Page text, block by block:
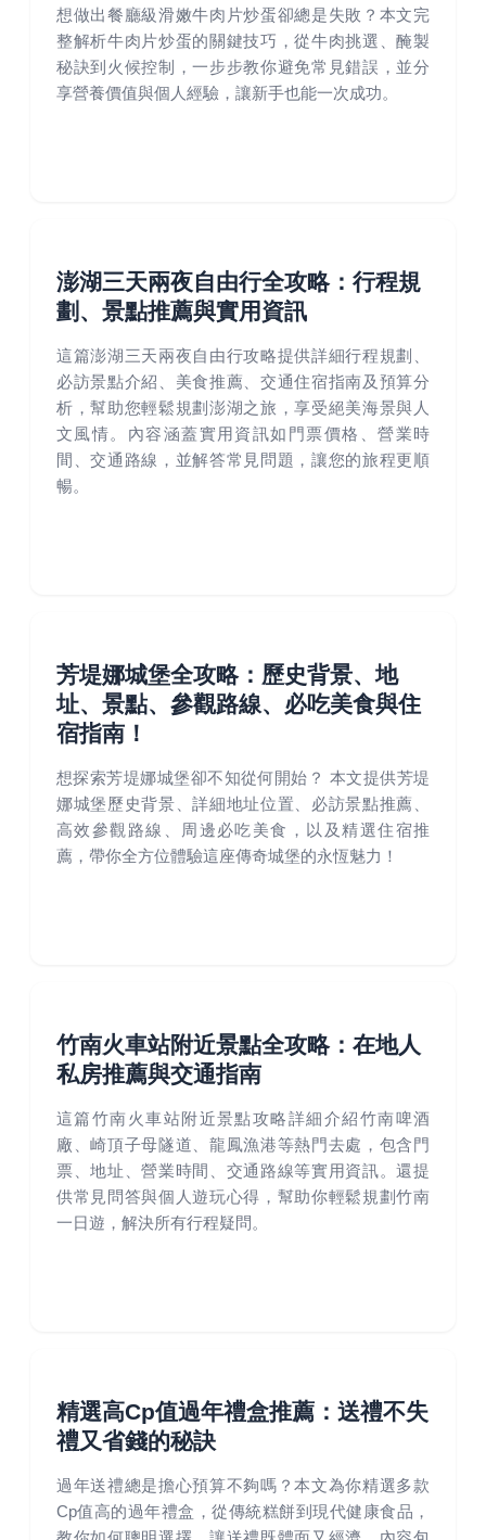
想做出餐廳級滑嫩牛肉片炒蛋卻總是失敗？本文完
整解析牛肉片炒蛋的關鍵技巧，從牛肉挑選、醃製
秘訣到火候控制，一步步教你避免常見錯誤，並分
享營養價值與個人經驗，讓新手也能一次成功。
澎湖三天兩夜自由行全攻略：行程規
劃、景點推薦與實用資訊
這篇澎湖三天兩夜自由行攻略提供詳細行程規劃、
必訪景點介紹、美食推薦、交通住宿指南及預算分
析，幫助您輕鬆規劃澎湖之旅，享受絕美海景與人
文風情。內容涵蓋實用資訊如門票價格、營業時
間、交通路線，並解答常見問題，讓您的旅程更順
暢。
芳堤娜城堡全攻略：歷史背景、地
址、景點、參觀路線、必吃美食與住
宿指南！
想探索芳堤娜城堡卻不知從何開始？ 本文提供芳堤
娜城堡歷史背景、詳細地址位置、必訪景點推薦、
高效參觀路線、周邊必吃美食，以及精選住宿推
薦，帶你全方位體驗這座傳奇城堡的永恆魅力！
竹南火車站附近景點全攻略：在地人
私房推薦與交通指南
這篇竹南火車站附近景點攻略詳細介紹竹南啤酒
廠、崎頂子母隧道、龍鳳漁港等熱門去處，包含門
票、地址、營業時間、交通路線等實用資訊。還提
供常見問答與個人遊玩心得，幫助你輕鬆規劃竹南
一日遊，解決所有行程疑問。
精選高Cp值過年禮盒推薦：送禮不失
禮又省錢的秘訣
過年送禮總是擔心預算不夠嗎？本文為你精選多款
Cp值高的過年禮盒，從傳統糕餅到現代健康食品，